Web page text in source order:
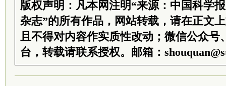
版权声明：凡本网注明“来源：中国科学
杂志”的所有作品，网站转载，请在正文
且不得对内容作实质性改动；微信公众号
台，转载请联系授权。邮箱：